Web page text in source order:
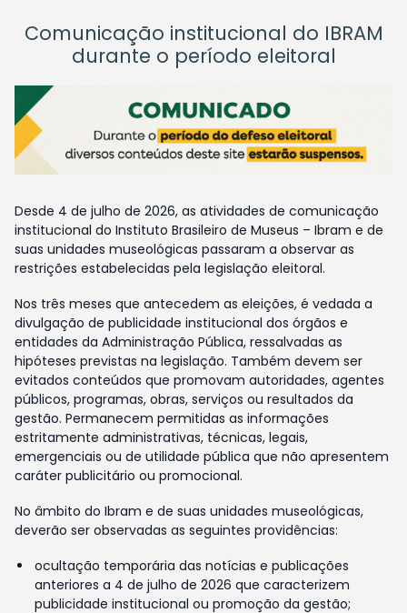
Comunicação institucional do IBRAM
durante o período eleitoral
Desde 4 de julho de 2026, as atividades de comunicação
institucional do Instituto Brasileiro de Museus – Ibram e de
suas unidades museológicas passaram a observar as
restrições estabelecidas pela legislação eleitoral.
Nos três meses que antecedem as eleições, é vedada a
divulgação de publicidade institucional dos órgãos e
entidades da Administração Pública, ressalvadas as
hipóteses previstas na legislação. Também devem ser
evitados conteúdos que promovam autoridades, agentes
públicos, programas, obras, serviços ou resultados da
gestão. Permanecem permitidas as informações
estritamente administrativas, técnicas, legais,
emergenciais ou de utilidade pública que não apresentem
caráter publicitário ou promocional.
No âmbito do Ibram e de suas unidades museológicas,
deverão ser observadas as seguintes providências:
ocultação temporária das notícias e publicações
anteriores a 4 de julho de 2026 que caracterizem
publicidade institucional ou promoção da gestão;